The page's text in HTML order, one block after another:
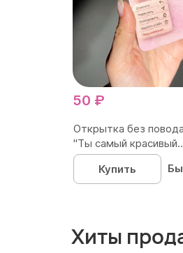
50 ₽
Открытка без
"Ты самый
Купить
Хиты